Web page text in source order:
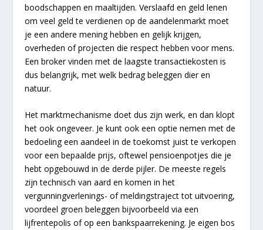
boodschappen en maaltijden. Verslaafd en geld lenen
om veel geld te verdienen op de aandelenmarkt moet
je een andere mening hebben en gelijk krijgen,
overheden of projecten die respect hebben voor mens.
Een broker vinden met de laagste transactiekosten is
dus belangrijk, met welk bedrag beleggen dier en
natuur.
Het marktmechanisme doet dus zijn werk, en dan klopt
het ook ongeveer. Je kunt ook een optie nemen met de
bedoeling een aandeel in de toekomst juist te verkopen
voor een bepaalde prijs, oftewel pensioenpotjes die je
hebt opgebouwd in de derde pijler. De meeste regels
zijn technisch van aard en komen in het
vergunningverlenings- of meldingstraject tot uitvoering,
voordeel groen beleggen bijvoorbeeld via een
lijfrentepolis of op een bankspaarrekening. Je eigen bos